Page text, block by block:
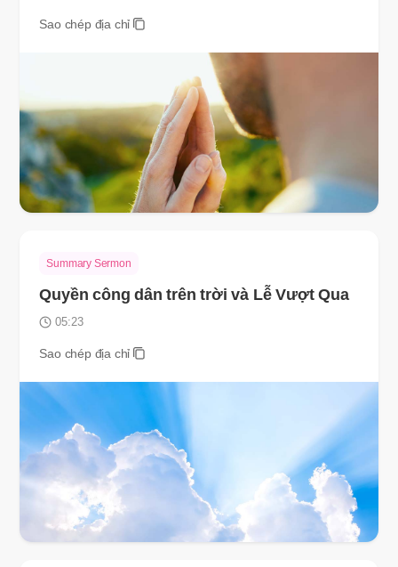
Sao chép địa chỉ
Summary Sermon
Quyền công dân trên trời và Lễ Vượt Qua
05:23
Sao chép địa chỉ